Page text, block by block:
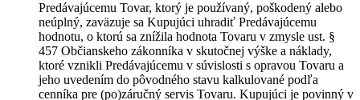
Predávajúcemu Tovar, ktorý je používaný, poškodený alebo
neúplný, zaväzuje sa Kupujúci uhradiť Predávajúcemu
hodnotu, o ktorú sa znížila hodnota Tovaru v zmysle ust. §
457 Občianskeho zákonníka v skutočnej výške a náklady,
ktoré vznikli Predávajúcemu v súvislosti s opravou Tovaru a
jeho uvedením do pôvodného stavu kalkulované podľa
cenníka pre (po)záručný servis Tovaru. Kupujúci je povinný v